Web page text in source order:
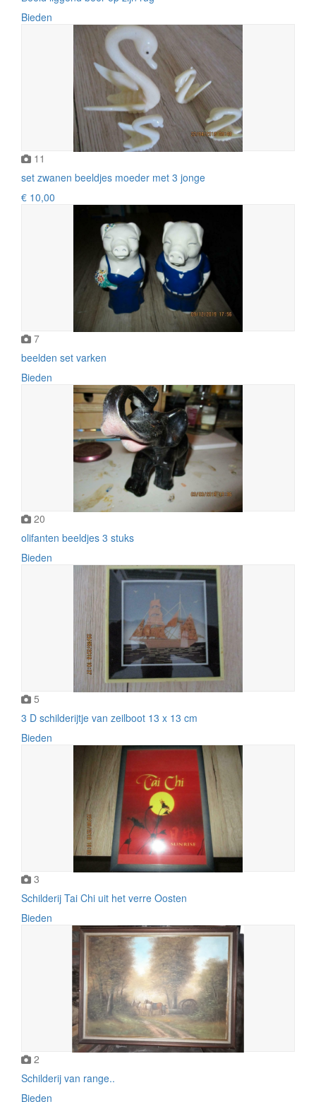
Bieden
11
set zwanen beeldjes moeder met 3 jonge
€ 10,00
7
beelden set varken
Bieden
20
olifanten beeldjes 3 stuks
Bieden
5
3 D schilderijtje van zeilboot 13 x 13 cm
Bieden
3
Schilderij Tai Chi uit het verre Oosten
Bieden
2
Schilderij van range..
Bieden